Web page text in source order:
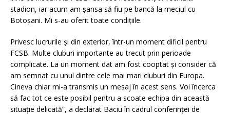
stadion, iar acum am șansa să fiu pe bancă la meciul cu
Botoșani. Mi s-au oferit toate condițiile.
Privesc lucrurile și din exterior, într-un moment dificil pentru
FCSB. Multe cluburi importante au trecut prin perioade
complicate. La un moment dat am fost cooptat și consider că
am semnat cu unul dintre cele mai mari cluburi din Europa.
Cineva chiar mi-a transmis un mesaj în acest sens. Voi încerca
să fac tot ce este posibil pentru a scoate echipa din această
situație delicată”, a declarat Baciu în cadrul conferinței de